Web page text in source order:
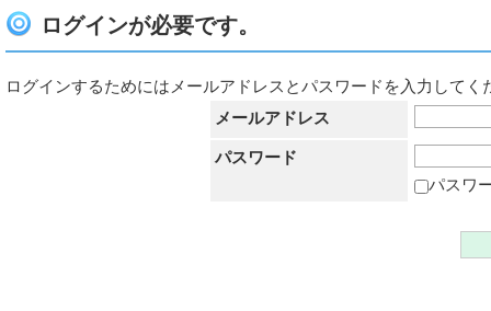
ログインが必要です。
ログインするためにはメールアドレスとパスワードを入力してく
メールアドレス
パスワード
パスワ